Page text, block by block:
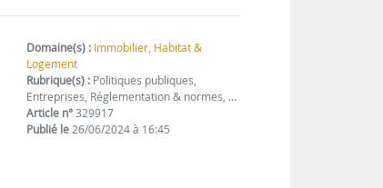
Domaine(s) : Immobilier, Habitat &
Logement
Rubrique(s) : Politiques publiques,
Entreprises, Réglementation & normes, …
Article n°329917
Publié le26/06/2024 à 16:45